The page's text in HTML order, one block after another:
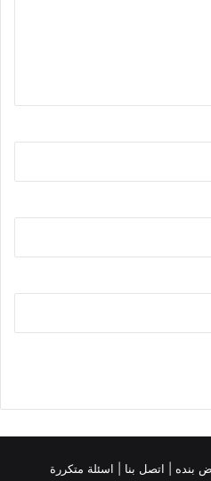
بنده | اتصل بنا | اسئلة متكررة